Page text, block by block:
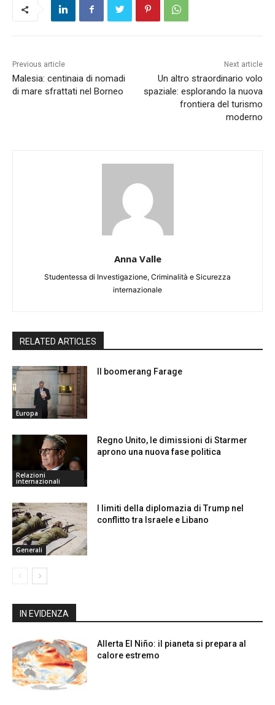
Previous article
Malesia: centinaia di nomadi
di mare sfrattati nel Borneo
Next article
Un altro straordinario volo
spaziale: esplorando la nuova
frontiera del turismo
moderno
Anna Valle
Studentessa di Investigazione, Criminalità e Sicurezza
internazionale
RELATED ARTICLES
Europa
Il boomerang Farage
Relazioni
internazionali
Regno Unito, le dimissioni di Starmer
aprono una nuova fase politica
Generali
I limiti della diplomazia di Trump nel
conflitto tra Israele e Libano
IN EVIDENZA
Allerta El Niño: il pianeta si prepara al
calore estremo